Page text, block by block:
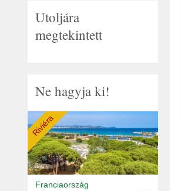
Utoljára
megtekintett
Ne hagyja ki!
Riviéra
Franciaország